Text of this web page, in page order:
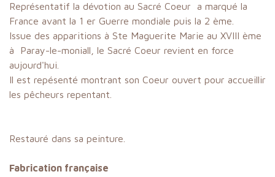
Représentatif la dévotion au Sacré Coeur a marqué la
France avant la 1 er Guerre mondiale puis la 2 ème.
Issue des apparitions à Ste Maguerite Marie au XVIII ème
à Paray-le-moniall, le Sacré Coeur revient en force
aujourd'hui.
Il est repésenté montrant son Coeur ouvert pour accueillir
les pêcheurs repentant.
Restauré dans sa peinture.
Fabrication française